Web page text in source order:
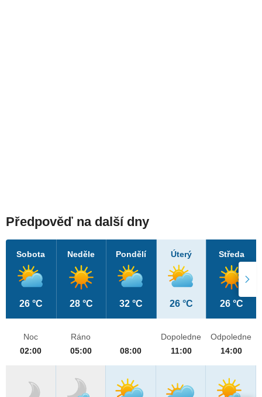
Předpověď na další dny
Sobota
26 °C
Neděle
28 °C
Pondělí
32 °C
Úterý
26 °C
Středa
26 °C
Noc
02:00
Ráno
05:00
08:00
Dopoledne
11:00
Odpoledne
14:00